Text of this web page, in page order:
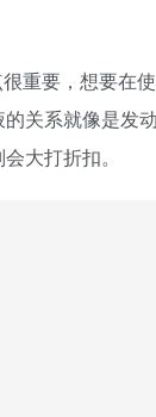
重要，想要在
关系就像是发
大打折扣。